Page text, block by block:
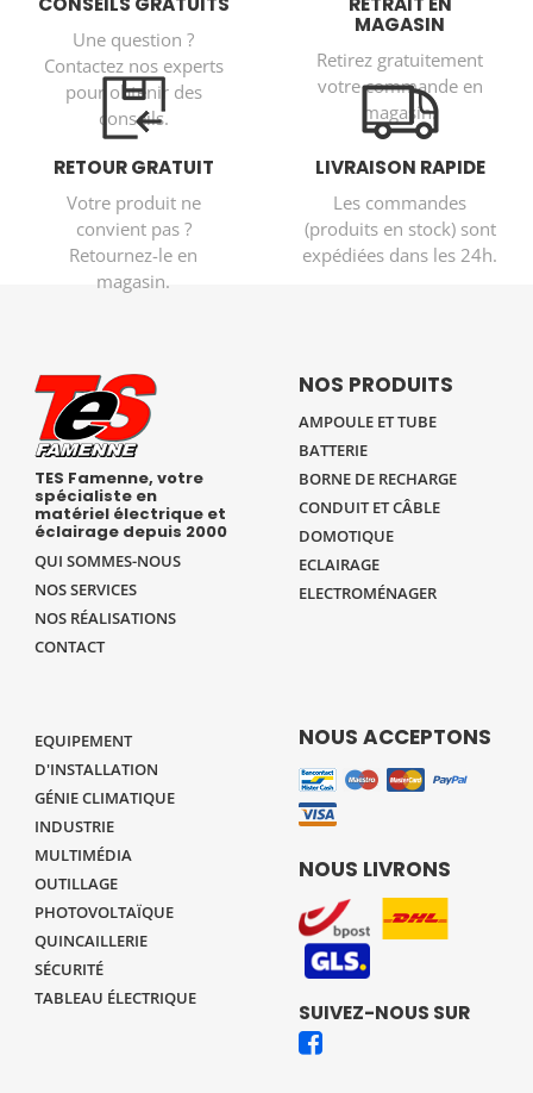
Une question ?
Contactez nos experts
pour obtenir des
conseils.
MAGASIN
Retirez gratuitement
votre commande en
magasin.
RETOUR GRATUIT
Votre produit ne
convient pas ?
Retournez-le en
magasin.
LIVRAISON RAPIDE
Les commandes
(produits en stock) sont
expédiées dans les 24h.
TES Famenne, votre
spécialiste en
matériel électrique et
éclairage depuis 2000
QUI SOMMES-NOUS
NOS SERVICES
NOS RÉALISATIONS
CONTACT
NOS PRODUITS
AMPOULE ET TUBE
BATTERIE
BORNE DE RECHARGE
CONDUIT ET CÂBLE
DOMOTIQUE
ECLAIRAGE
ELECTROMÉNAGER
EQUIPEMENT
D'INSTALLATION
GÉNIE CLIMATIQUE
INDUSTRIE
MULTIMÉDIA
OUTILLAGE
PHOTOVOLTAÏQUE
QUINCAILLERIE
SÉCURITÉ
TABLEAU ÉLECTRIQUE
NOUS ACCEPTONS
NOUS LIVRONS
SUIVEZ-NOUS SUR